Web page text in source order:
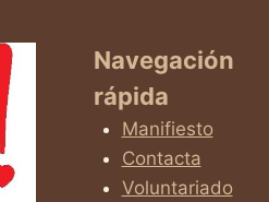
Navegación
rápida
Manifiesto
Contacta
Voluntariado